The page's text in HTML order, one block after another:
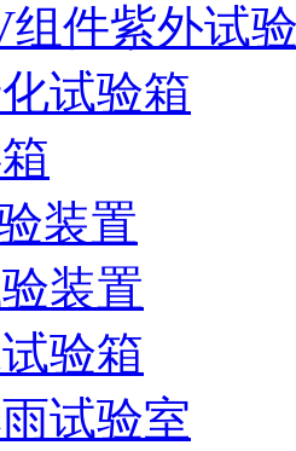
组件紫外试
试验箱
装置
装置
验箱
试验室